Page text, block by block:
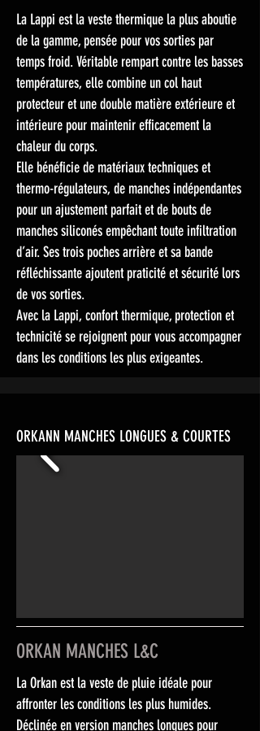
La Lappi est la veste thermique la plus aboutie
de la gamme, pensée pour vos sorties par
temps froid. Véritable rempart contre les basses
températures, elle combine un col haut
protecteur et une double matière extérieure et
intérieure pour maintenir efficacement la
chaleur du corps.
Elle bénéficie de matériaux techniques et
thermo-régulateurs, de manches indépendantes
pour un ajustement parfait et de bouts de
manches siliconés empêchant toute infiltration
d’air. Ses trois poches arrière et sa bande
réfléchissante ajoutent praticité et sécurité lors
de vos sorties.
Avec la Lappi, confort thermique, protection et
technicité se rejoignent pour vous accompagner
dans les conditions les plus exigeantes.
ORKANN MANCHES LONGUES & COURTES
ORKAN MANCHES L&C
La Orkan est la veste de pluie idéale pour
affronter les conditions les plus humides.
Déclinée en version manches longues pour